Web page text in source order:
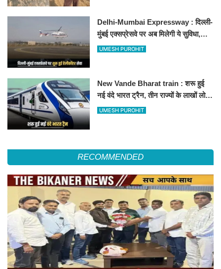
Delhi-Mumbai Expressway : दिल्ली-
मुंबई एक्सप्रेसवे पर अब मिलेगी ये सुविधा,
हेलीकॉप्टर सर्विस से तुरंत घायल पहुंचेगा
UMESH PUROHIT
New Vande Bharat train : शरू हुई
नई वंदे भारत ट्रैन, तीन राज्यों के लाखों लोगों
का सफर होगा आसान, देखें पूरा रूटमैप
UMESH PUROHIT
RECOMMENDED